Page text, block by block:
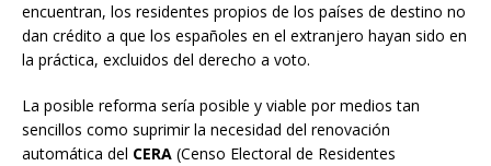
encuentran, los residentes propios de los países de destino no
dan crédito a que los españoles en el extranjero hayan sido en
la práctica, excluidos del derecho a voto.
La posible reforma sería posible y viable por medios tan
sencillos como suprimir la necesidad del renovación
automática del CERA (Censo Electoral de Residentes